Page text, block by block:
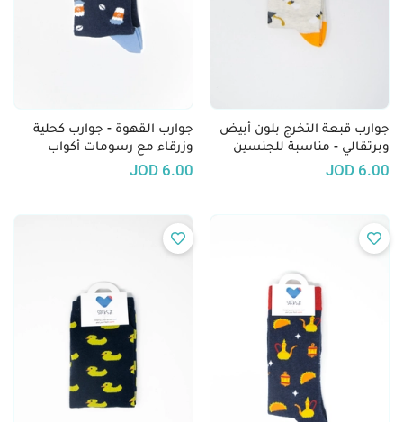
جوارب قبعة التخرج بلون أبيض
وبرتقالي - مناسبة للجنسين
6.00
JOD
جوارب القهوة - جوارب كحلية
وزرقاء مع رسومات أكواب
القهوة
6.00
JOD